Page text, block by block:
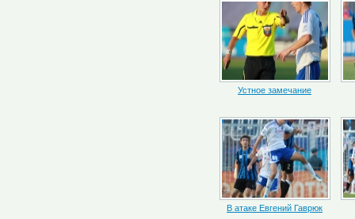
Устное замечание
В атаке Евгений Гаврюк